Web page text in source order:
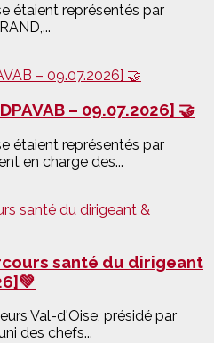
étaient représentés par
– 09.07.2026] 🤝
étaient représentés par
en charge des...
santé du dirigeant
Val-d'Oise, présidé par
des chefs...